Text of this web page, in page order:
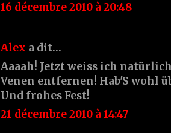
16 décembre 2010 à 20:48
Alex a dit…
Aaaah! Jetzt weiss ich
Venen entfernen! Hab'S wohl
Und frohes Fest!
21 décembre 2010 à 14:47